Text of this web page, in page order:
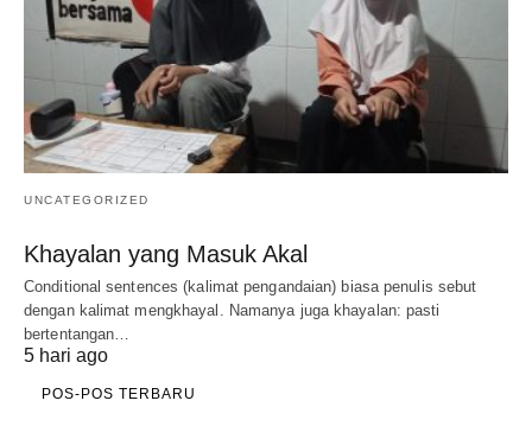
UNCATEGORIZED
Khayalan yang Masuk Akal
Conditional sentences (kalimat pengandaian) biasa penulis sebut
dengan kalimat mengkhayal. Namanya juga khayalan: pasti
bertentangan…
5 hari ago
POS-POS TERBARU